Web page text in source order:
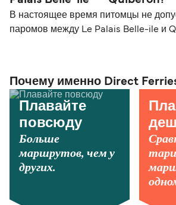
В настоящее время питомцы не
паромов между Le Palais Belle-ile и
Почему именно Direct
Плавайте
повсюду
Больше
маршрутов, чем у
других.